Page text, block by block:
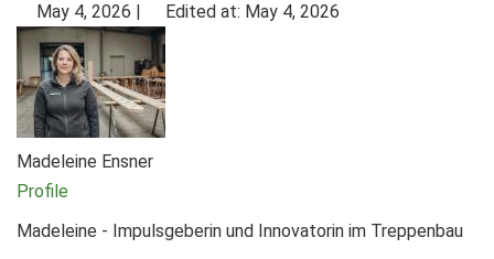
May 4, 2026 | Edited at: May 4, 2026
Madeleine Ensner
Profile
Madeleine - Impulsgeberin und Innovatorin im Treppenbau